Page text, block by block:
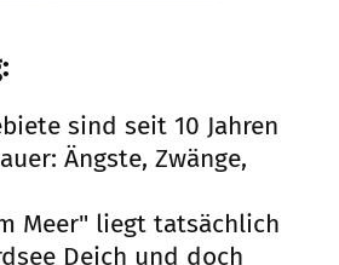
sind seit 10 Jahren
Ängste, Zwänge,
Meer" liegt tatsächlich
Deich und doch